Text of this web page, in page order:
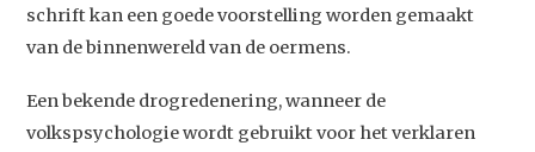
schrift kan een goede voorstelling worden gemaakt
van de binnenwereld van de oermens.
Een bekende drogredenering, wanneer de
volkspsychologie wordt gebruikt voor het verklaren